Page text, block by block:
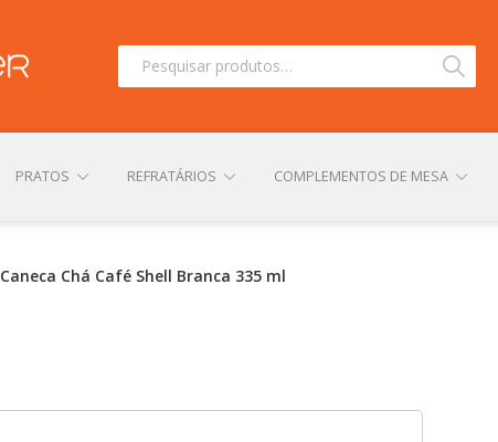
Pesquisar
Pesquisar
PRATOS REFRATÁRIOS COMPLEMENTOS DE MESA
Caneca Chá Café Shell Branca 335 ml